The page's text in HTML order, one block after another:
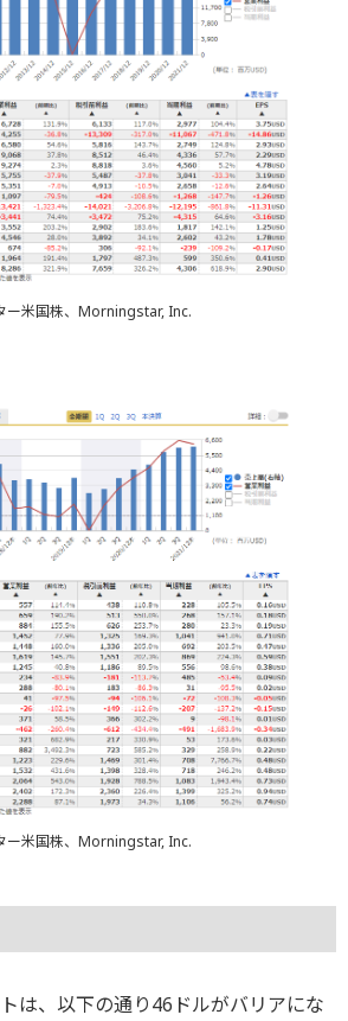
ー米国株、Morningstar, Inc.
ー米国株、Morningstar, Inc.
は、以下の通り46ドルがバリアにな